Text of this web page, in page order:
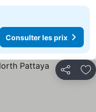
Consulter les prix
Partager